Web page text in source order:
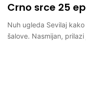
Crno srce 25
Nuh ugleda Sevilaj
šalove. Nasmijan,